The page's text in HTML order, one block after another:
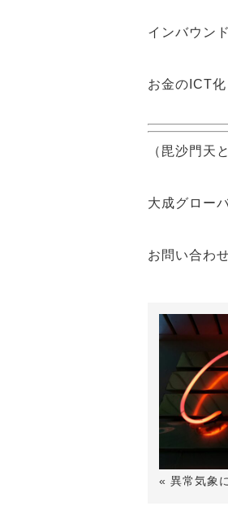
インバウンド
お金のICT化
（毘沙門天
大成グロー
お問い合わ
« 異常気象